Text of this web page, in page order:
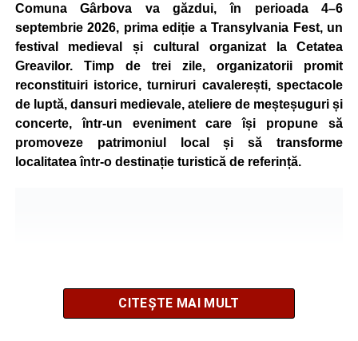
Comuna Gârbova va găzdui, în perioada 4–6
septembrie 2026, prima ediție a Transylvania Fest, un
festival medieval și cultural organizat la Cetatea
Greavilor. Timp de trei zile, organizatorii promit
reconstituiri istorice, turniruri cavalerești, spectacole
de luptă, dansuri medievale, ateliere de meșteșuguri și
concerte, într-un eveniment care își propune să
promoveze patrimoniul local și să transforme
localitatea într-o destinație turistică de referință.
CITEȘTE MAI MULT